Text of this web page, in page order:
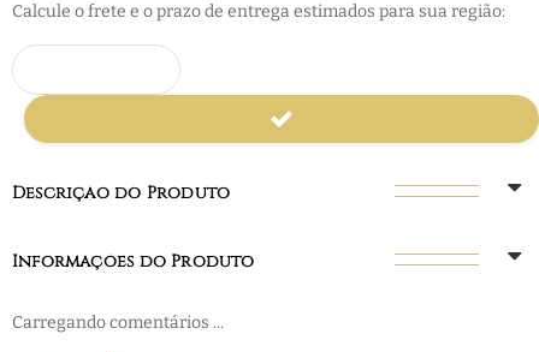
Calcule o frete e o prazo de entrega estimados para sua região:
Descrição do Produto
Informações do Produto
Carregando comentários ...